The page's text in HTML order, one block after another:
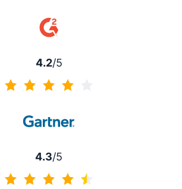
4.2/5
4.3/5